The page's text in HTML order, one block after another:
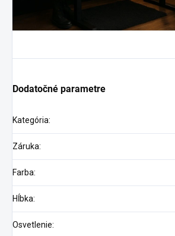
Dodatočné parametre
Kategória:
Záruka:
Farba:
Hĺbka:
Osvetlenie: